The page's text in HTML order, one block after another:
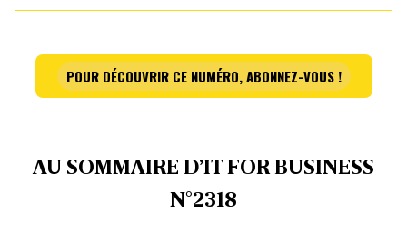
POUR DÉCOUVRIR CE NUMÉRO, ABONNEZ-VOUS !
AU SOMMAIRE D’IT FOR BUSINESS
N°2318